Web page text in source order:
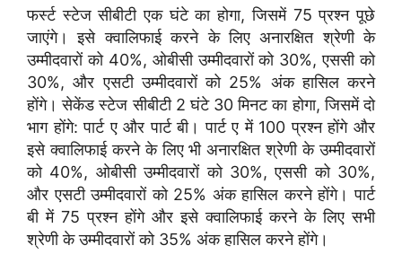
फर्स्ट स्टेज सीबीटी एक घंटे का होगा, जिसमें 75 प्रश्न पूछे
जाएंगे। इसे क्वालिफाई करने के लिए अनारक्षित श्रेणी के
उम्मीदवारों को 40%, ओबीसी उम्मीदवारों को 30%, एससी को
30%, और एसटी उम्मीदवारों को 25% अंक हासिल करने
होंगे। सेकेंड स्टेज सीबीटी 2 घंटे 30 मिनट का होगा, जिसमें दो
भाग होंगे: पार्ट ए और पार्ट बी। पार्ट ए में 100 प्रश्न होंगे और
इसे क्वालिफाई करने के लिए भी अनारक्षित श्रेणी के उम्मीदवारों
को 40%, ओबीसी उम्मीदवारों को 30%, एससी को 30%,
और एसटी उम्मीदवारों को 25% अंक हासिल करने होंगे। पार्ट
बी में 75 प्रश्न होंगे और इसे क्वालिफाई करने के लिए सभी
श्रेणी के उम्मीदवारों को 35% अंक हासिल करने होंगे।